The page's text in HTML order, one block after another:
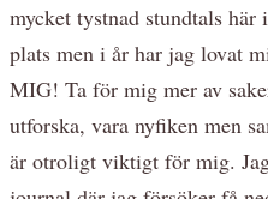
mycket tystnad stundtals
plats men i år har jag lovat
MIG! Ta för mig mer av
utforska, vara nyfiken men
är otroligt viktigt för mig.